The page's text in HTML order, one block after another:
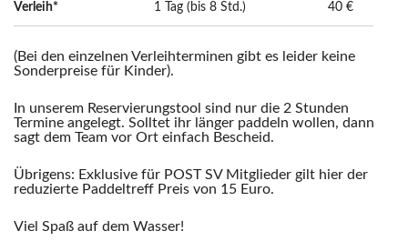
Verleih* 1 Tag (bis 8 Std.) 40 €
(Bei den einzelnen Verleihterminen gibt es leider keine
Sonderpreise für Kinder).
In unserem Reservierungstool sind nur die 2 Stunden
Termine angelegt. Solltet ihr länger paddeln wollen, dann
sagt dem Team vor Ort einfach Bescheid.
Übrigens: Exklusive für POST SV Mitglieder gilt hier der
reduzierte Paddeltreff Preis von 15 Euro.
Viel Spaß auf dem Wasser!